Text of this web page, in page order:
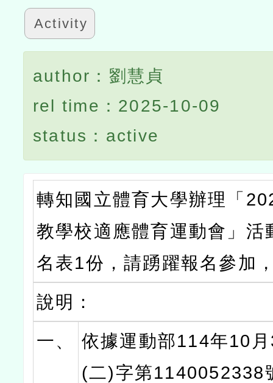
Activity
author：劉慧貞
rel time：2025-10-09
status：active
轉知國立體育大學辦理「
教學校適應體育運動會」活
名表1份，請踴躍報名參加
說明：
一、
依據運動部114年10
(二)字第1140052338